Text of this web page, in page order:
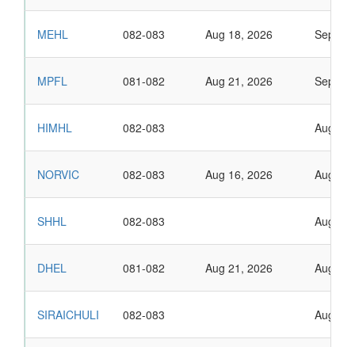
MEHL 082-083 Aug 18, 2026 Sep
MPFL 081-082 Aug 21, 2026 Sep
HIMHL 082-083 Aug
NORVIC 082-083 Aug 16, 2026 Aug
SHHL 082-083 Aug
DHEL 081-082 Aug 21, 2026 Aug
SIRAICHULI 082-083 Aug